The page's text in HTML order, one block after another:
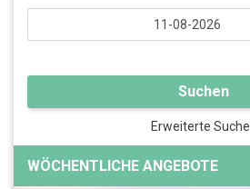
Suchen
Erweiterte Suche
WÖCHENTLICHE ANGEBOTE